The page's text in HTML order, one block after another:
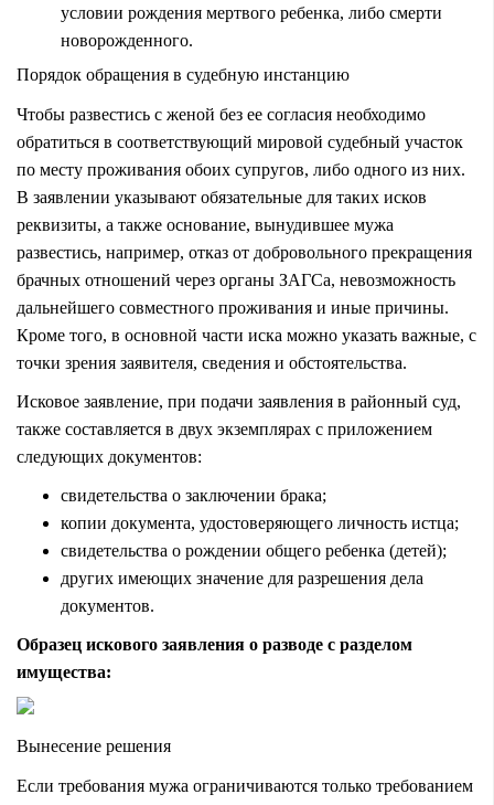
условии рождения мертвого ребенка, либо смерти
новорожденного.
Порядок обращения в судебную инстанцию
Чтобы развестись с женой без ее согласия необходимо
обратиться в соответствующий мировой судебный участок
по месту проживания обоих супругов, либо одного из них.
В заявлении указывают обязательные для таких исков
реквизиты, а также основание, вынудившее мужа
развестись, например, отказ от добровольного прекращения
брачных отношений через органы ЗАГСа, невозможность
дальнейшего совместного проживания и иные причины.
Кроме того, в основной части иска можно указать важные, с
точки зрения заявителя, сведения и обстоятельства.
Исковое заявление, при подачи заявления в районный суд,
также составляется в двух экземплярах с приложением
следующих документов:
свидетельства о заключении брака;
копии документа, удостоверяющего личность истца;
свидетельства о рождении общего ребенка (детей);
других имеющих значение для разрешения дела
документов.
Образец искового заявления о разводе с разделом
имущества:
Вынесение решения
Если требования мужа ограничиваются только требованием